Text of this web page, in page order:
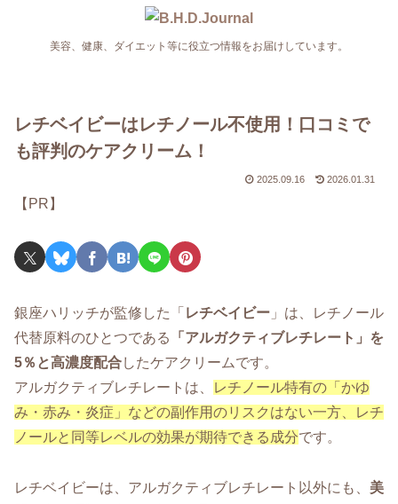
美容、健康、ダイエット等に役立つ情報をお届けしています。
レチベイビーはレチノール不使用！口コミで
も評判のケアクリーム！
2025.09.16 2026.01.31
【PR】
銀座ハリッチが監修した「 レチベイビー 」は、レチノール
代替原料のひとつである
「アルガクティブレチレート」を
5％と高濃度配合したケアクリームです。
アルガクティブレチレートは、
レチノール特有の「かゆ
み・赤み・炎症」などの副作用のリスクはない一方、レチ
ノールと同等レベルの効果が期待できる成分です。
レチベイビーは、アルガクティブレチレート以外にも、 美